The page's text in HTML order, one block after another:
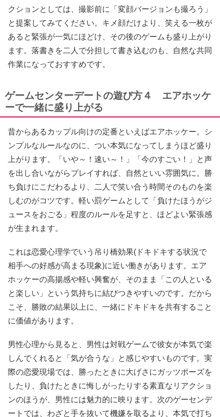
クションとしては、撮影前に「変顔バージョンも撮ろう」
と提案してみてください。キメ顔だけより、笑える一枚が
あると緊張が一気にほどけ、その後のゲームも盛り上がり
ます。落書きを二人で分担して書き込むのも、自然な共同
作業になっておすすめです。
ゲームセンターデートの遊び方４ エアホッケ
ーで一緒に盛り上がる
昔からあるカップル向けの定番といえばエアホッケー。シ
ンプルなルールなのに、つい本気になってしまうほど盛り
上がります。「いや～！速い～！」「今のすごい！」と声
を出し合いながらプレイすれば、自然といい雰囲気に。勝
ち負けにこだわるより、二人で笑い合う時間そのものを楽
しむのがコツです。軽い罰ゲームとして「負けたほうがジ
ュースをおごる」程度のルールを足すと、ほどよい緊張感
が生まれます。
これは恋愛心理学でいう吊り橋効果(ドキドキする状況で
相手への好感が高まる現象)に近い働きがあります。エア
ホッケーの高揚感や軽い興奮が、そのまま「この人といる
と楽しい」という気持ちに結びつきやすいのです。だから
こそ、勝敗の結果以上に、一緒にドキドキを共有すること
に価値があります。
男性心理から見ると、男性は対戦ゲームで彼女が本気で楽
しんでくれると「気が合うな」と感じやすいものです。実
際の恋愛現場では、勝ったときに大げさにガッツポーズを
したり、負けたときに悔しがったりする素直なリアクショ
ンのほうが、男性には魅力的に映ります。次のゲーセンデ
ートでは、わざと手を抜いて機嫌を取るより、本気で打ち